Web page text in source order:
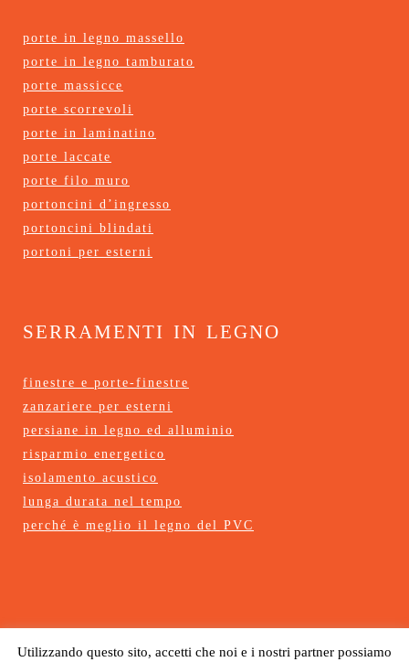
porte in legno massello
porte in legno tamburato
porte massicce
porte scorrevoli
porte in laminatino
porte laccate
porte filo muro
portoncini d’ingresso
portoncini blindati
portoni per esterni
serramenti in legno
finestre e porte-finestre
zanzariere per esterni
persiane in legno ed alluminio
risparmio energetico
isolamento acustico
lunga durata nel tempo
perché è meglio il legno del PVC
Utilizzando questo sito, accetti che noi e i nostri partner possiamo